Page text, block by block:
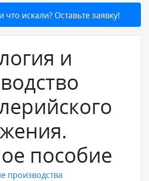
или услугу
искали? Оставьте заявку!
и
пособие
производства